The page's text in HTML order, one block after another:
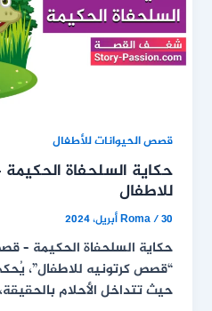
قصص الحيوانات للأطفال
حكاية السلحفاة
للاطفال
Roma/30 أبريل، 2024
حكاية السلحفاة الحكيمة –
“قصص كرتونيه للاطفال”،
حيث تتداخل الأحلام